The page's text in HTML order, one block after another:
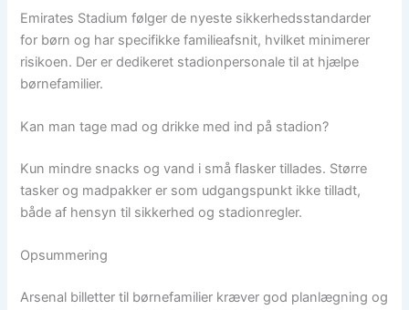
Emirates Stadium følger de nyeste sikkerhedsstandarder
for børn og har specifikke familieafsnit, hvilket minimerer
risikoen. Der er dedikeret stadionpersonale til at hjælpe
børnefamilier.
Kan man tage mad og drikke med ind på stadion?
Kun mindre snacks og vand i små flasker tillades. Større
tasker og madpakker er som udgangspunkt ikke tilladt,
både af hensyn til sikkerhed og stadionregler.
Opsummering
Arsenal billetter til børnefamilier kræver god planlægning og